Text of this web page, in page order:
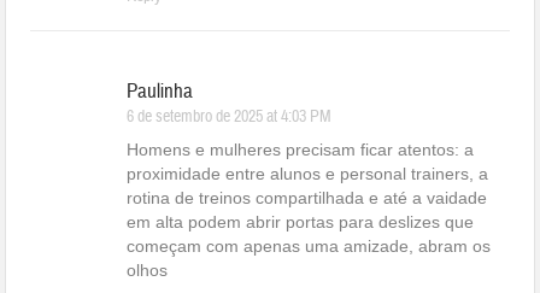
Paulinha
6 de setembro de 2025 at 4:03 PM
Homens e mulheres precisam ficar atentos: a
proximidade entre alunos e personal trainers, a
rotina de treinos compartilhada e até a vaidade
em alta podem abrir portas para deslizes que
começam com apenas uma amizade, abram os
olhos